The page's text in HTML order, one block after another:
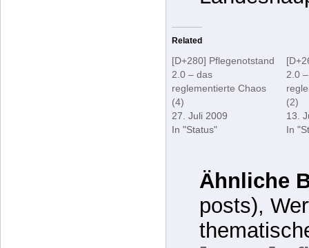
reglementierte Chaos
27. Juli 2009
In "Status"
13.
In
Ähnliche
[D+263]
das